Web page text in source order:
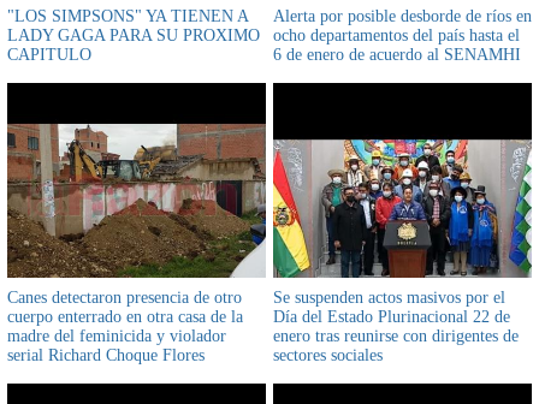
"LOS SIMPSONS" YA TIENEN A
LADY GAGA PARA SU PROXIMO
CAPITULO
Alerta por posible desborde de ríos en
ocho departamentos del país hasta el
6 de enero de acuerdo al SENAMHI
Canes detectaron presencia de otro
cuerpo enterrado en otra casa de la
madre del feminicida y violador
serial Richard Choque Flores
Se suspenden actos masivos por el
Día del Estado Plurinacional 22 de
enero tras reunirse con dirigentes de
sectores sociales